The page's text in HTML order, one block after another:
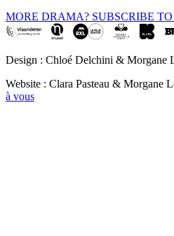
MORE DRAMA? SUBSCRIBE
Design : Chloé Delchini & Morgane
Website : Clara Pasteau & Morgane
à vous